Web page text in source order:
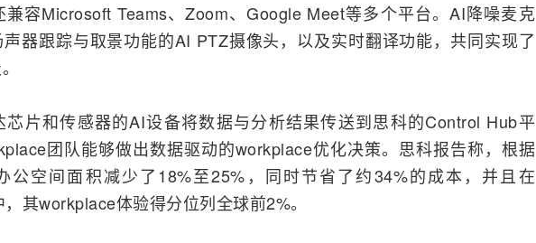
兼容Microsoft Teams、Zoom、Google Meet等多个平台。AI降噪麦克
器跟踪与取景功能的AI PTZ摄像头，以及实时翻译功能，共同实现了
芯片和传感器的AI设备将数据与分析结果传送到思科的Control Hub平
团队能够做出数据驱动的workplace优化决策。思科报告称，根据
公空间面积减少了18%至25%，同时节省了约34%的成本，并且在
其workplace体验得分位列全球前2%。